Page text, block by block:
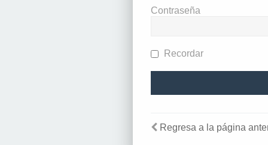
Contraseña
Recordar
Regresa a la página